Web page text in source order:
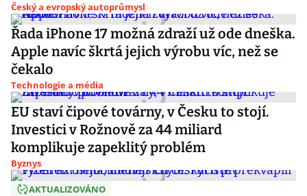
Český a evropský autoprůmysl
Řada iPhone 17 možná zdraží už ode dneška.
Apple navíc škrtá jejich výrobu víc, než se
čekalo
Technologie a média
EU staví čipové továrny, v Česku to stojí.
Investici v Rožnově za 44 miliard
komplikuje zapeklitý problém
Byznys
AKTUALIZOVÁNO